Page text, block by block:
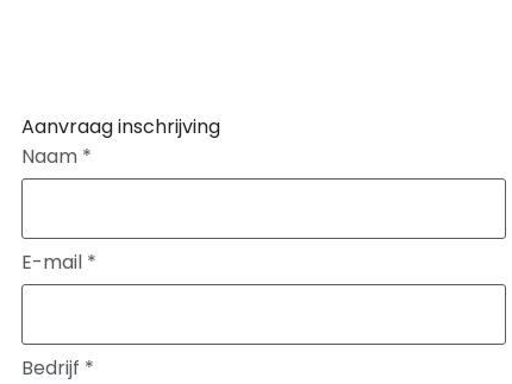
Aanvraag inschrijving
Naam *
E-mail *
Bedrijf *